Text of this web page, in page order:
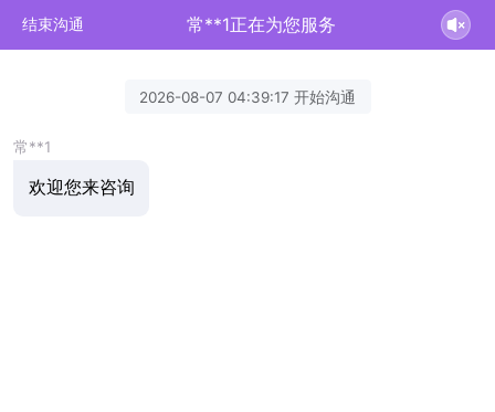
结束沟通 常**1正在为您服务
2026-08-07 04:39:17 开始沟通
常**1
欢迎您来咨询